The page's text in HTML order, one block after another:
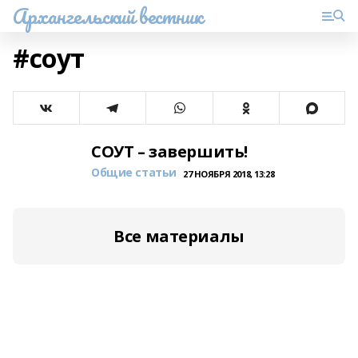
Архангельский вестник
#соут
СОУТ – завершить!
Общие статьи 27 НОЯБРЯ 2018, 13:28
Все материалы